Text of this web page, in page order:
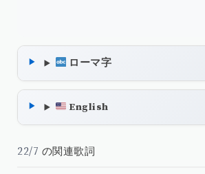
ローマ字
English
22/7 の関連歌詞